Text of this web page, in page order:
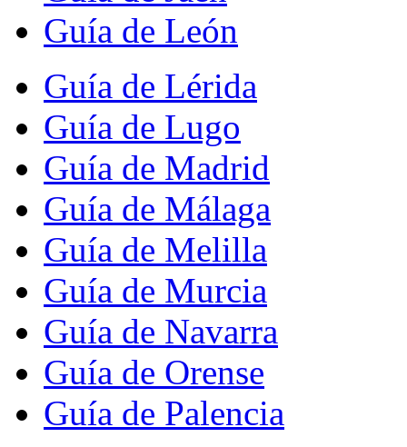
Guía de León
Guía de Lérida
Guía de Lugo
Guía de Madrid
Guía de Málaga
Guía de Melilla
Guía de Murcia
Guía de Navarra
Guía de Orense
Guía de Palencia